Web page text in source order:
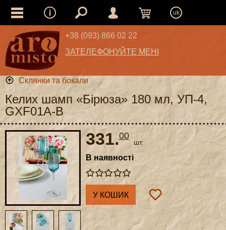
uk
+38 (093) 866 02 22
ЗАТЕЛЕФОНУЙТЕ МЕНІ
Склянки та бокали
Келих шамп «Бірюза» 180 мл, УП-4,
GXF01A-B
331.00
шт.
В наявності
У КОШИК